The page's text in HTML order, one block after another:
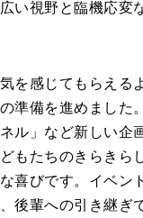
い視野と臨機応変
を感じてもらえる
準備を進めました
ル」など新しい企
もたちのきらきら
喜びです。イベン
後輩への引き継ぎ